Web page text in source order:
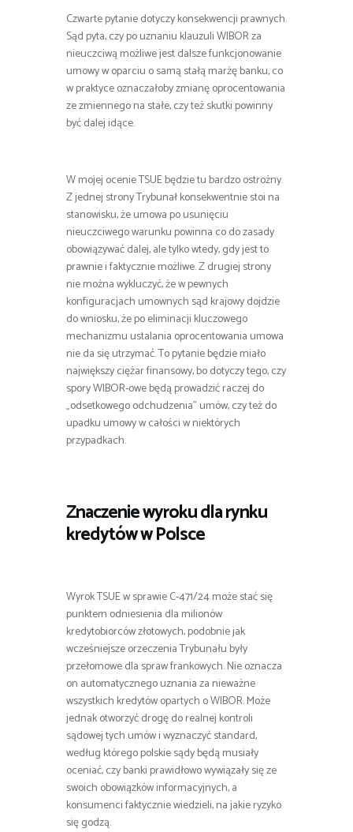
Czwarte pytanie dotyczy konsekwencji prawnych.
Sąd pyta, czy po uznaniu klauzuli WIBOR za
nieuczciwą możliwe jest dalsze funkcjonowanie
umowy w oparciu o samą stałą marżę banku, co
w praktyce oznaczałoby zmianę oprocentowania
ze zmiennego na stałe, czy też skutki powinny
być dalej idące.
W mojej ocenie TSUE będzie tu bardzo ostrożny.
Z jednej strony Trybunał konsekwentnie stoi na
stanowisku, że umowa po usunięciu
nieuczciwego warunku powinna co do zasady
obowiązywać dalej, ale tylko wtedy, gdy jest to
prawnie i faktycznie możliwe. Z drugiej strony
nie można wykluczyć, że w pewnych
konfiguracjach umownych sąd krajowy dojdzie
do wniosku, że po eliminacji kluczowego
mechanizmu ustalania oprocentowania umowa
nie da się utrzymać. To pytanie będzie miało
największy ciężar finansowy, bo dotyczy tego, czy
spory WIBOR-owe będą prowadzić raczej do
„odsetkowego odchudzenia” umów, czy też do
upadku umowy w całości w niektórych
przypadkach.
Znaczenie wyroku dla rynku
kredytów w Polsce
Wyrok TSUE w sprawie C-471/24 może stać się
punktem odniesienia dla milionów
kredytobiorców złotowych, podobnie jak
wcześniejsze orzeczenia Trybunału były
przełomowe dla spraw frankowych. Nie oznacza
on automatycznego uznania za nieważne
wszystkich kredytów opartych o WIBOR. Może
jednak otworzyć drogę do realnej kontroli
sądowej tych umów i wyznaczyć standard,
według którego polskie sądy będą musiały
oceniać, czy banki prawidłowo wywiązały się ze
swoich obowiązków informacyjnych, a
konsumenci faktycznie wiedzieli, na jakie ryzyko
się godzą.